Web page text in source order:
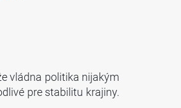
vládna politika nijakým
pre stabilitu krajiny.